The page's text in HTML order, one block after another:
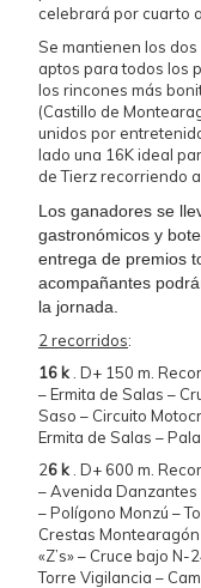
celebrará por cuarto
Se mantienen los
aptos para todos los
los rincones más
(Castillo de
unidos por
lado una 16K ideal
de Tierz recorriendo
Los ganadores se
gastronómicos y
entrega de premios
acompañantes
la jornada.
2 recorridos:
16 k . D+ 150 m.
– Ermita de Salas –
Saso – Circuito
Ermita de Salas –
26 k . D+ 600 m.
– Avenida Danzantes
– Polígono Monzú –
Crestas
«Z’s» – Cruce bajo
Torre Vigilancia –